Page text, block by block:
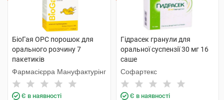
БіоГая ОРС порошок для
орального розчину 7
пакетиків
Фармасієрра Мануфактурінг
Є в наявності
Гідрасек гранули для
оральної суспензії 30 мг 16
саше
Софартекс
Є в наявності